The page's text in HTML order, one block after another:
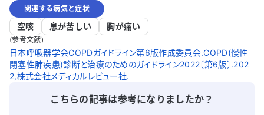
関連する病気と症状
空咳 息が苦しい 胸が痛い
(参考文献)
日本呼吸器学会COPDガイドライン第6版作成委員会.COPD(慢性
閉塞性肺疾患)診断と治療のためのガイドライン2022〔第6版〕.202
2,株式会社メディカルレビュー社.
こちらの記事は参考になりましたか？